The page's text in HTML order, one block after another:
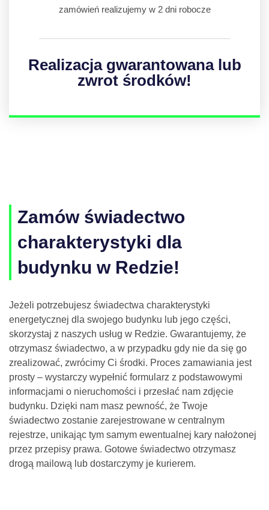
zamówień realizujemy w 2 dni robocze
Realizacja gwarantowana lub
zwrot środków!
Zamów świadectwo
charakterystyki dla
budynku w Redzie!
Jeżeli potrzebujesz świadectwa charakterystyki
energetycznej dla swojego budynku lub jego części,
skorzystaj z naszych usług w Redzie. Gwarantujemy, że
otrzymasz świadectwo, a w przypadku gdy nie da się go
zrealizować, zwrócimy Ci środki. Proces zamawiania jest
prosty – wystarczy wypełnić formularz z podstawowymi
informacjami o nieruchomości i przesłać nam zdjęcie
budynku. Dzięki nam masz pewność, że Twoje
świadectwo zostanie zarejestrowane w centralnym
rejestrze, unikając tym samym ewentualnej kary nałożonej
przez przepisy prawa. Gotowe świadectwo otrzymasz
drogą mailową lub dostarczymy je kurierem.